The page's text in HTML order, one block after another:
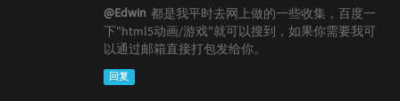
@Edwin 都是我平时去网上做的一些收集，百度一
下"html5动画/游戏"就可以搜到，如果你需要我可
以通过邮箱直接打包发给你。
回复